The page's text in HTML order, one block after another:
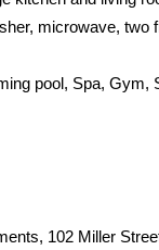
microwave, two
pool, Spa, Gym,
102 Miller